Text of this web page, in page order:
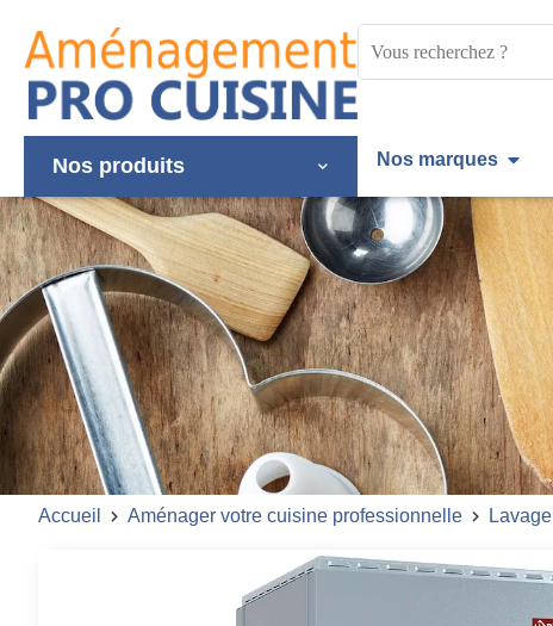
Nos produits Nos marques
Accueil Aménager votre cuisine professionnelle Lavage